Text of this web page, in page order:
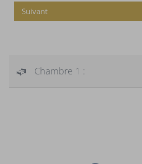
Suivant
Chambre 1 :